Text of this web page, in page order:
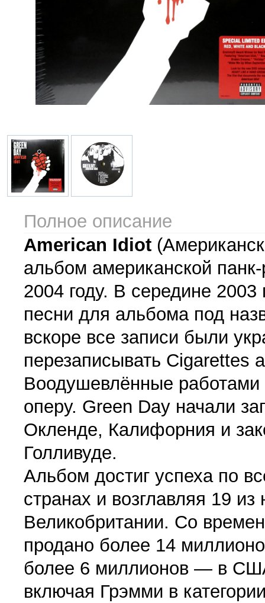
Полное описание
American Idiot
альбом американской
2004 году. В середине
песни для альбома под
вскоре все записи были
перезаписывать Cigarettes
Воодушевлённые работами
оперу. Green Day начали
Окленде, Калифорния и
Голливуде.
Альбом достиг успеха по
странах и возглавляя 19
Великобритании. Со
продано более 14
более 6 миллионов — в
включая Грэмми в